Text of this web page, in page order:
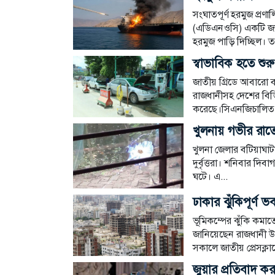
সংঘাতপূর্ণ হরমুজ
(এডিএনওসি) একটি
হরমুজ পাড়ি দিচ্ছিল।
স্বাভাবিক হতে
জাতীয় গ্রিডে আবারো
রাজধানীসহ দেশের
খুলনায় গভীর
খুলনা জেলার
দুর্বৃত্তরা। শনিবার
ঘটে। এ...
ঢাকার ঝুঁকিপূর্ণ
ভূমিকম্পের ঝুঁকি
জানিয়েছেন রাজধানী
সকালে জাতীয়
জুয়ার প্রতিবাদ